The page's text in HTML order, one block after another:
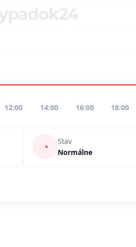
12:00 14:00 16:00 18:00
◔
Stav
Normálne